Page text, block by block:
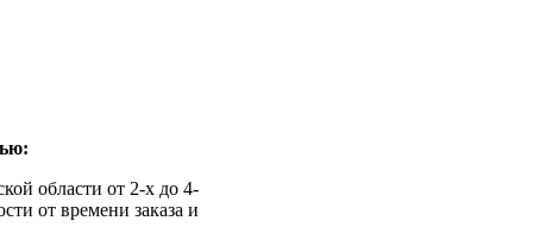
области от 2-х до 4-
от времени заказа и